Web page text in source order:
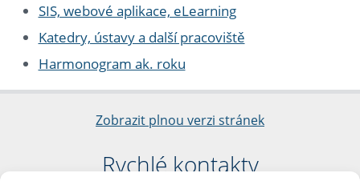
SIS, webové aplikace, eLearning
Katedry, ústavy a další pracoviště
Harmonogram ak. roku
Zobrazit plnou verzi stránek
Rychlé kontakty